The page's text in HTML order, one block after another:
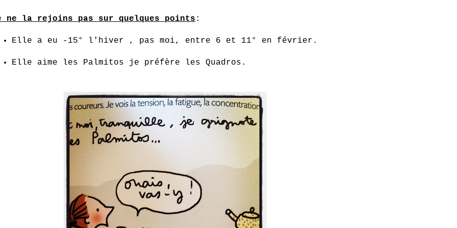
ne la rejoins pas sur quelques points :
Elle a eu -15° l'hiver , pas moi, entre 6 et 11° en février.
Elle aime les Palmitos je préfère les Quadros.